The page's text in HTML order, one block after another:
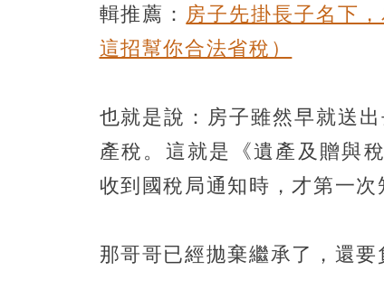
輯推薦： 房子先掛長子名下
這招幫你合法省稅）
也就是說：房子雖然早就送
產稅。這就是《遺產及贈與
收到國稅局通知時，才第一次
那哥哥已經拋棄繼承了，還要